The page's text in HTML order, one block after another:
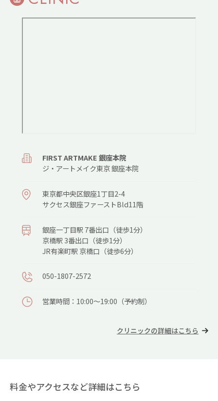
FIRST ARTMAKE 銀座本院
ジ・アートメイク東京 銀座本院
東京都中央区銀座1丁目2-4
サクセス銀座ファーストBld11階
銀座⼀丁⽬駅 7番出⼝（徒歩1分）
京橋駅 3番出⼝（徒歩1分）
JR有楽町駅 京橋⼝（徒歩6分）
050-1807-2572
営業時間：10:00～19:00（予約制）
クリニックの詳細はこちら
料金やアクセスなど詳細はこちら